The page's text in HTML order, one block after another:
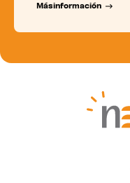
Másinformación